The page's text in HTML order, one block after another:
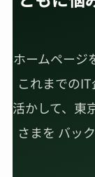
ホームページ
これまでの
活かして、東
さまを バッ